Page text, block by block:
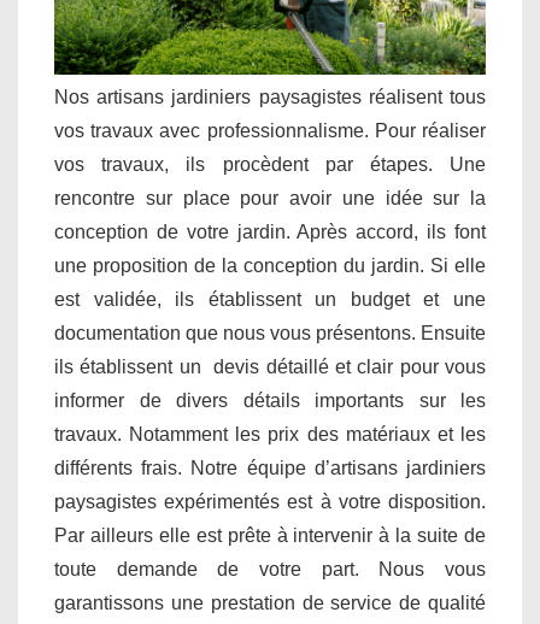
Nos artisans jardiniers paysagistes réalisent tous
vos travaux avec professionnalisme. Pour réaliser
vos travaux, ils procèdent par étapes. Une
rencontre sur place pour avoir une idée sur la
conception de votre jardin. Après accord, ils font
une proposition de la conception du jardin. Si elle
est validée, ils établissent un budget et une
documentation que nous vous présentons. Ensuite
ils établissent un devis détaillé et clair pour vous
informer de divers détails importants sur les
travaux. Notamment les prix des matériaux et les
différents frais. Notre équipe d’artisans jardiniers
paysagistes expérimentés est à votre disposition.
Par ailleurs elle est prête à intervenir à la suite de
toute demande de votre part. Nous vous
garantissons une prestation de service de qualité